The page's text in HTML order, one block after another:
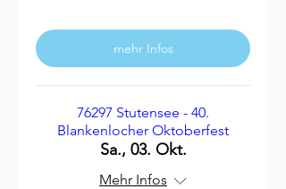
mehr Infos
76297 Stutensee - 40.
Blankenlocher Oktoberfest
Sa., 03. Okt.
Mehr Infos